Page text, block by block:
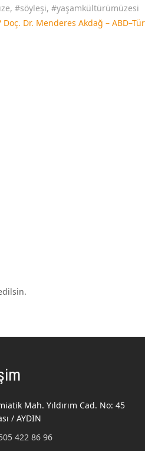
, #söyleşi, #yaşamkültürümüzesi
Dr. Menderes Akdağ –
Mah. Yıldırım Cad. No: 45
/ AYDIN
422 86 96